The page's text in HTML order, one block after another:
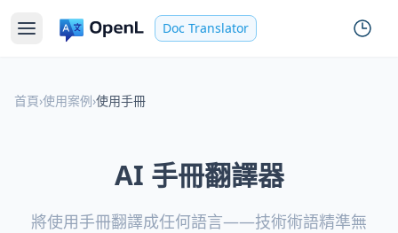
Doc Translator
首頁›使用案例›使用手冊
AI 手冊翻譯器
將使用手冊翻譯成任何語言——技術術語精準無